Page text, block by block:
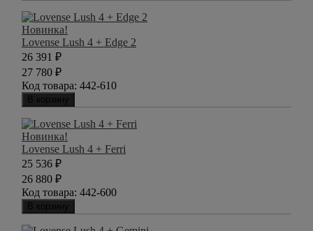
Новинка!
Lovense Lush 4 + Edge 2
26 391 ₽
27 780 ₽
Код товара: 442-610
В корзину
Новинка!
Lovense Lush 4 + Ferri
25 536 ₽
26 880 ₽
Код товара: 442-600
В корзину